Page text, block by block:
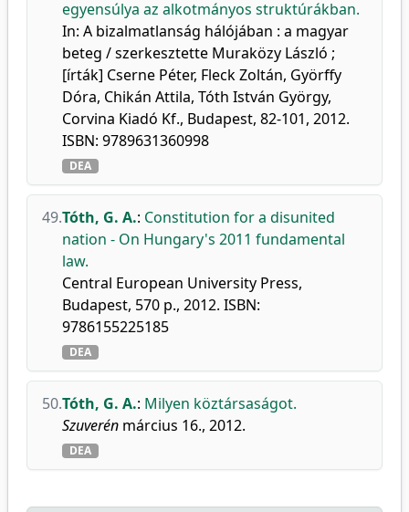
egyensúlya az alkotmányos struktúrákban.
In: A bizalmatlanság hálójában : a magyar
beteg / szerkesztette Muraközy László ;
[írták] Cserne Péter, Fleck Zoltán, Györffy
Dóra, Chikán Attila, Tóth István György,
Corvina Kiadó Kf., Budapest, 82-101, 2012.
ISBN: 9789631360998
DEA
49.Tóth, G. A.: Constitution for a disunited
nation - On Hungary's 2011 fundamental
law.
Central European University Press,
Budapest, 570 p., 2012. ISBN:
9786155225185
DEA
50.Tóth, G. A.: Milyen köztársaságot.
Szuverén március 16., 2012.
DEA